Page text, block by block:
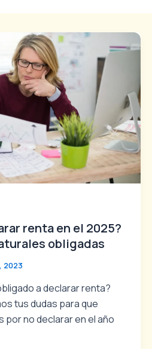
renta en el 2025?
obligadas
2023
a declarar renta?
tus dudas para que
por no declarar en el año